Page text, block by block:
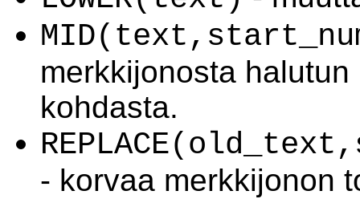
merkkijonosta
kohdasta.
- korvaa merkkijonon